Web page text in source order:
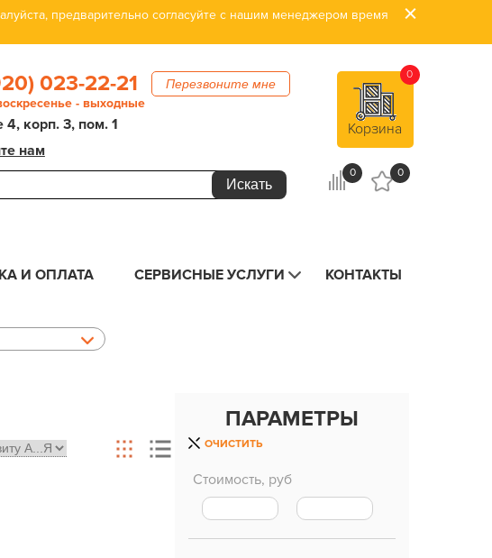
предварительно согласуйте с нашим менеджером время
023-22-21 Перезвоните мне
- выходные
корп. 3, пом. 1
нам
Корзина
0
0 0
И ОПЛАТА СЕРВИСНЫЕ УСЛУГИ КОНТАКТЫ
ПАРАМЕТРЫ
ОЧИСТИТЬ
Стоимость, руб